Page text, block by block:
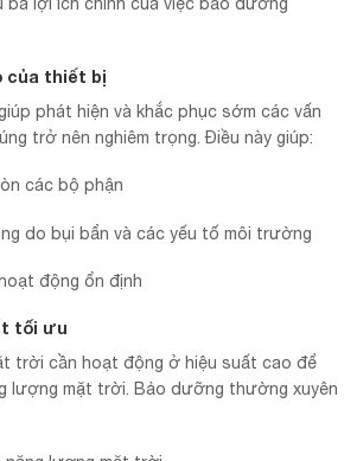
của thiết bị
phát hiện và khắc phục sớm các vấn
trở nên nghiêm trọng. Điều này giúp:
các bộ phận
do bụi bẩn và các yếu tố môi trường
động ổn định
tối ưu
trời cần hoạt động ở hiệu suất cao để
lượng mặt trời. Bảo dưỡng thường xuyên